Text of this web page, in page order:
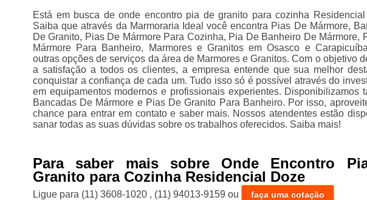
Está em busca de onde encontro pia de granito para cozinha
Saiba que através da Marmoraria Ideal você encontra Pias De Mármore,
De Granito, Pias De Mármore Para Cozinha, Pia De Banheiro De Mármore,
Mármore Para Banheiro, Marmores e Granitos em Osasco e
outras opções de serviços da área de Marmores e Granitos. Com o objetivo
a satisfação a todos os clientes, a empresa entende que sua melhor
conquistar a confiança de cada um. Tudo isso só é possível através do
em equipamentos modernos e profissionais experientes. Disponibilizamos
Bancadas De Mármore e Pias De Granito Para Banheiro. Por isso,
chance para entrar em contato e saber mais. Nossos atendentes estão
sanar todas as suas dúvidas sobre os trabalhos oferecidos. Saiba mais!
Para saber mais sobre Onde Encontro
Granito para Cozinha Residencial Doze
Ligue para (11) 3608-1020 , (11) 94013-9159 ou faça uma cotação